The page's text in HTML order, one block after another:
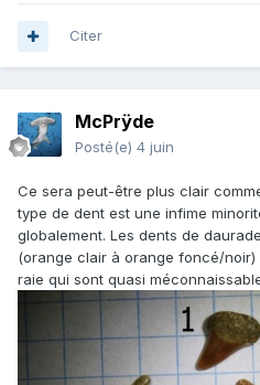
Citer
McPrÿde
Posté(e) 4 juin
Ce sera peut-être plus clair
type de dent est une infime
globalement. Les dents de
(orange clair à orange foncé/
raie qui sont quasi